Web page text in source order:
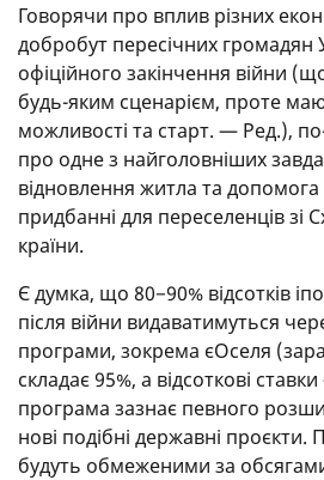
Говорячи про вплив різних
добробут пересічних громадян
офіційного закінчення війни
будь-яким сценарієм, проте
можливості та старт. — Ред.),
про одне з найголовніших
відновлення житла та
придбанні для переселенців зі
країни.
Є думка, що 80−90% відсотків
після війни видаватимуться
програми, зокрема єОселя
складає 95%, а відсоткові
програма зазнає певного
нові подібні державні проєкти.
будуть обмеженими за